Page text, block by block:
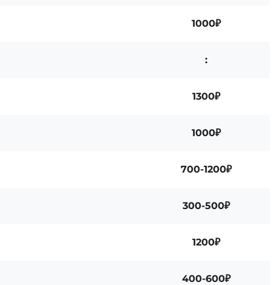
1000₽
:
1300₽
1000₽
700-1200₽
300-500₽
1200₽
400-600₽